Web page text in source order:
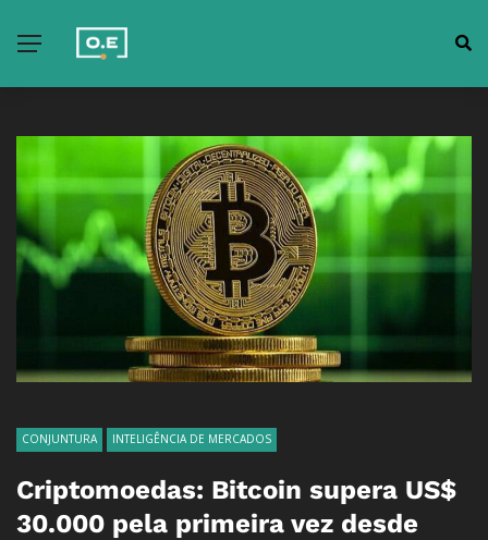
CONJUNTURA INTELIGÊNCIA DE MERCADOS
Criptomoedas: Bitcoin supera US$
30.000 pela primeira vez desde